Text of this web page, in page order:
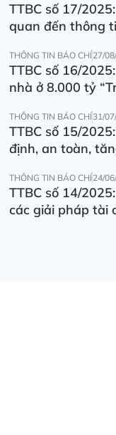
TTBC số 17/
quan đến thông
THÔNG TIN BÁO CHÍ27/
TTBC số 16/
nhà ở 8.000 tỷ “Tri ân
THÔNG TIN BÁO CHÍ31/
TTBC số 15/
định, an toàn,
THÔNG TIN BÁO CHÍ24/
TTBC số 14/
các giải pháp tài